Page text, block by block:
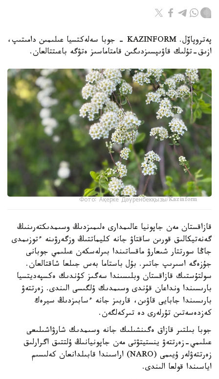
پەتروپاۆل. KAZINFORM - جوبا سەلەكتسيا عىلىمىن دامىتىپ،
ازىق-تۇلىك قاۋىپسىزدىگىن قامتاماسىز ەتۋگە باعىتتالعان.
Фото: Ақерке Дәуренбекқызы/Kazinform
قازاقستان مەن جاپونيا عالىمدارى ەلىمىزدىڭ وسىمدىكتەرىنىڭ
گەنەتيكالىق قورىن ساقتاۋ جانە كليماتتىڭ وزگەرۋىنە ءتوزىمدى
جاڭا سورتتار شىعارۋ ماقساتىندا بىرلەسكەن عىلىمي جوبانى
جۇزەگە اسىرىپ جاتىر. بۇل باستاما بەس جىلعا شاقتالعان.
سولتۇستىك قازاقستان وبلىسىندا سەگىز كۇندىك ەكسپەديتسيا
بارىسىندا ونداعان قۇندى وسىمدىك ۇلگىسى الىندى. زەرتتەۋ
بارىسىندا جابايى قاۋىن، قاربىز جانە ءسابىزدىڭ سيرەك
كەزدەسەتىن تۇرلەرى دە تىركەلگەن.
جوبا بىلتىر قازاق ەگىنشىلىك جانە وسىمدىك شارۋاشىلىعى
عىلىمي-زەرتتەۋ ينستيتۋتى مەن جاپونيانىڭ ۇلتتىق اگرارلىق
زەرتتەۋلەر ۇيىمى (NARO) اراسىندا قابىلدانعان كەلىسىم
اياسىندا قولعا الىندى.